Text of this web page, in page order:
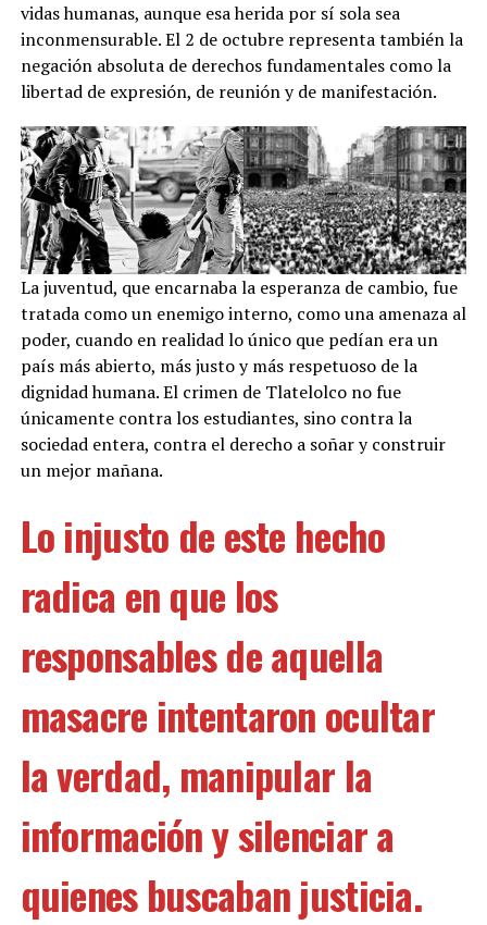
vidas humanas, aunque esa herida por sí sola sea
inconmensurable. El 2 de octubre representa también la
negación absoluta de derechos fundamentales como la
libertad de expresión, de reunión y de manifestación.
La juventud, que encarnaba la esperanza de cambio, fue
tratada como un enemigo interno, como una amenaza al
poder, cuando en realidad lo único que pedían era un
país más abierto, más justo y más respetuoso de la
dignidad humana. El crimen de Tlatelolco no fue
únicamente contra los estudiantes, sino contra la
sociedad entera, contra el derecho a soñar y construir
un mejor mañana.
Lo injusto de este hecho
radica en que los
responsables de aquella
masacre intentaron ocultar
la verdad, manipular la
información y silenciar a
quienes buscaban justicia.